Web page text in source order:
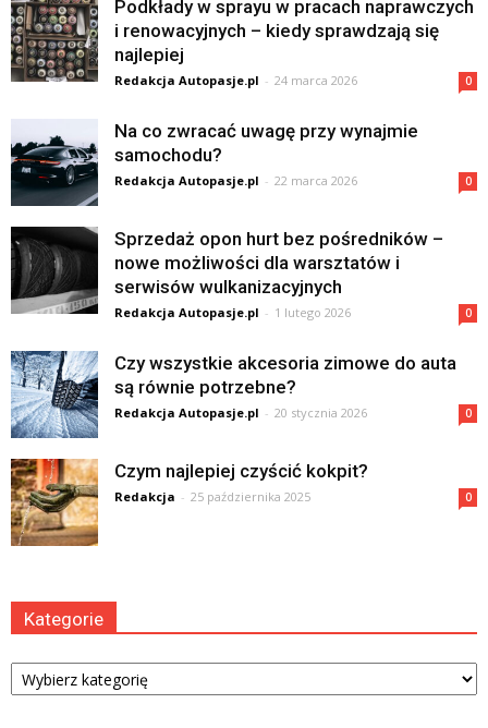
Podkłady w sprayu w pracach naprawczych
i renowacyjnych – kiedy sprawdzają się
najlepiej
Redakcja Autopasje.pl - 24 marca 2026 0
Na co zwracać uwagę przy wynajmie
samochodu?
Redakcja Autopasje.pl - 22 marca 2026 0
Sprzedaż opon hurt bez pośredników –
nowe możliwości dla warsztatów i
serwisów wulkanizacyjnych
Redakcja Autopasje.pl - 1 lutego 2026 0
Czy wszystkie akcesoria zimowe do auta
są równie potrzebne?
Redakcja Autopasje.pl - 20 stycznia 2026 0
Czym najlepiej czyścić kokpit?
Redakcja - 25 października 2025 0
Kategorie
Kategorie